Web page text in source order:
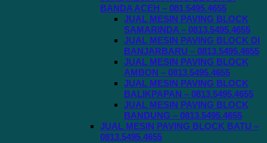
BANDA ACEH – 081.5495.4655
JUAL MESIN PAVING BLOCK
SAMARINDA – 0813.5495.4655
JUAL MESIN PAVING BLOCK DI
BANJARBARU – 0813.5495.4655
JUAL MESIN PAVING BLOCK
AMBON – 0813.5495.4655
JUAL MESIN PAVING BLOCK
BALIKPAPAN – 0813.5495.4655
JUAL MESIN PAVING BLOCK
BANDUNG – 0813.5495.4655
JUAL MESIN PAVING BLOCK BATU –
0813.5495.4655